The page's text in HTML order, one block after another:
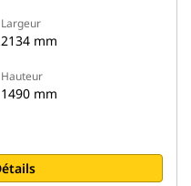
Largeur
2134 mm
Hauteur
1490 mm